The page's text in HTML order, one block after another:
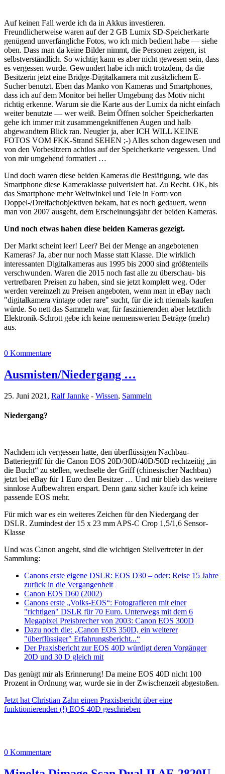
Auf keinen Fall werde ich da in Akkus investieren.
Freundlicherweise waren auf der 2 GB Lumix SD-Speicherkarte
genügend unverfängliche Fotos, wo ich mich bedient habe — siehe
oben. Dass man da keine Bilder nimmt, die Personen zeigen, ist
selbstverständlich. So wichtig kann es aber nicht gewesen sein, dass
es vergessen wurde. Gewundert habe ich mich trotzdem, da die
Besitzerin jetzt eine Bridge-Digitalkamera mit zusätzlichem E-
Sucher benutzt. Eben das Manko von Kameras und Smartphones,
dass ich auf dem Monitor bei heller Umgebung das Motiv nicht
richtig erkenne. Warum sie die Karte aus der Lumix da nicht einfach
weiter benutzte — wer weiß. Beim Öffnen solcher Speicherkarten
gehe ich immer mit zusammengekniffenen Augen und halb
abgewandtem Blick ran. Neugier ja, aber ICH WILL KEINE
FOTOS VOM FKK-Strand SEHEN ;-) Alles schon dagewesen und
von den Vorbesitzern achtlos auf der Speicherkarte vergessen. Und
von mir umgehend formatiert …
Und doch waren diese beiden Kameras die Bestätigung, wie das
Smartphone diese Kameraklasse pulverisiert hat. Zu Recht. OK, bis
das Smartphone mehr Weitwinkel und Tele in Form von
Doppel-/Dreifachobjektiven bekam, hat es noch gedauert, wenn
man von 2007 ausgeht, dem Erscheinungsjahr der beiden Kameras.
Und noch etwas haben diese beiden Kameras gezeigt.
Der Markt scheint leer! Leer? Bei der Menge an angebotenen
Kameras? Ja, aber nur noch Masse statt Klasse. Die wirklich
interessanten Digitalkameras aus 1995 bis 2000 sind größtenteils
verschwunden. Waren die 2015 noch fast alle zu überschau- bis
vertretbaren Preisen zu haben, sind sie jetzt komplett weg. Oder
werden vereinzelt zu Preisen angeboten, wenn man in eBay nach
"digitalkamera vintage oder rare" sucht, für die ich niemals kaufen
würde. So nett das Sammeln war, für faszinierenden aber letztlich
Elektronik-Schrott gebe ich keine nennenswerten Beträge (mehr)
aus.
0 Kommentare
Ausmisten/Niedergang …
25. Juni 2021, Ralf Jannke - Wissen, Sammeln
Niedergang?
Nachdem ich vergessen hatte, den überflüssigen Nachbau-
Batteriegriff für die Canon EOS 20D/30D/40D/50D rechtzeitig „in
die Bucht“ zu stellen, wechselte der Griff (chinesischer Nachbau)
jetzt bei eBay für 1 Euro den Besitzer … Und mir blieb das weitere
sinnlose Aufbewahren erspart. Denn ganz sicher kaufe ich keine
passende EOS mehr.
Für mich war es ein weiteres Zeichen für den Niedergang der
DSLR. Zumindest der 15 x 23 mm APS-C Crop 1,5/1,6 Sensor-
Klasse
Und was Canon angeht, sind die wichtigen Stellvertreter in der
Sammlung:
Canons erste eigene DSLR: EOS D30 – oder: Reise 15 Jahre
zurück in die Vergangenheit
Canon EOS D60 (2002)
Canons erste „Volks-EOS“: Fotografieren mit einer
"richtigen" DSLR für 70 Euro. Unterwegs mit dem 6
Megapixel Preisbrecher von 2003: Canon EOS 300D
Dazu noch die: „Canon EOS 350D, ein weiterer
"überflüssiger" Erfahrungsbericht...“
Der Praxisbericht zur EOS 40D würdigt deren Vorgänger
20D und 30 D gleich mit
Das genügt mir als Erinnerung! Da meine EOS 40D nicht 100
Prozent in Ordnung war, wurde sie in der Zwischenzeit abgestoßen.
Jetzt hat Christian Zahn einen Praxisbericht über eine
funktionierenden (!) EOS 40D geschrieben
0 Kommentare